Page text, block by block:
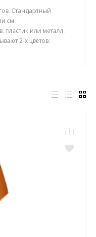
Стандартный
см.
пластик или металл.
2-х цветов: